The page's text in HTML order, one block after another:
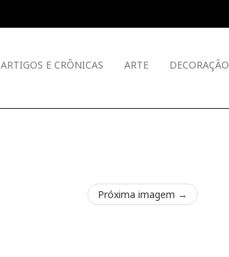
ARTIGOS E CRÔNICAS ARTE DECORAÇÃO
Próxima imagem →